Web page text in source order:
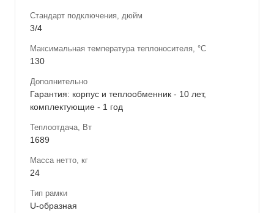
Стандарт подключения, дюйм
3/4
Максимальная температура теплоносителя, °С
130
Дополнительно
Гарантия: корпус и теплообменник - 10 лет,
комплектующие - 1 год
Теплоотдача, Вт
1689
Масса нетто, кг
24
Тип рамки
U-образная